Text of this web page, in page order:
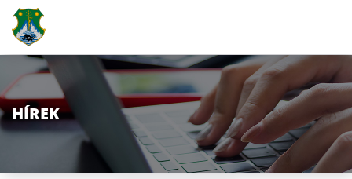
HÍREK